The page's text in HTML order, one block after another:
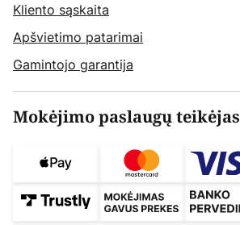
Kliento sąskaita
Apšvietimo patarimai
Gamintojo garantija
Mokėjimo paslaugų teikėjas